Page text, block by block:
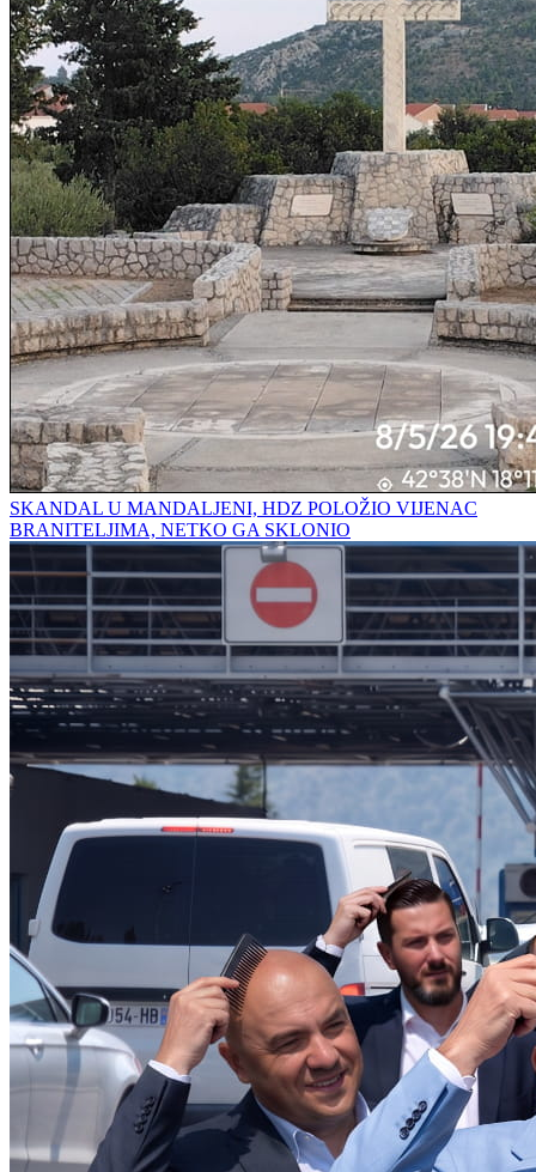
SKANDAL U MANDALJENI, HDZ POLOŽIO VIJENAC
BRANITELJIMA, NETKO GA SKLONIO